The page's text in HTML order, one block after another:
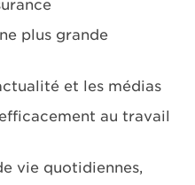
plus grande
et les médias
au travail
vie quotidiennes,